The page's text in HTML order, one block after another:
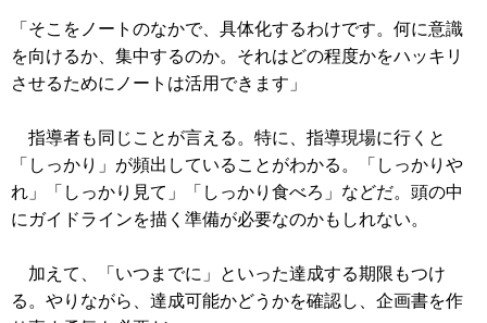
「そこをノートのなかで、具体化するわけです。何に意識
を向けるか、集中するのか。それはどの程度かをハッキリ
させるためにノートは活用できます」
指導者も同じことが言える。特に、指導現場に行くと
「しっかり」が頻出していることがわかる。「しっかりや
れ」「しっかり見て」「しっかり食べろ」などだ。頭の中
にガイドラインを描く準備が必要なのかもしれない。
加えて、「いつまでに」といった達成する期限もつけ
る。やりながら、達成可能かどうかを確認し、企画書を作